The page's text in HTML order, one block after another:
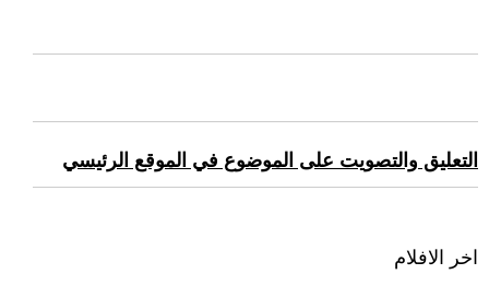
التعليق والتصويت على الموضوع في الموقع الرئيسي
اخر الافلام